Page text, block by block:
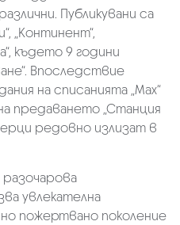
Публикувани са
„Континент“,
където 9 години
Впоследствие
на списанията „Max“
предаването „Станция
редовно излизат в
увлекателна
пожертвано поколение